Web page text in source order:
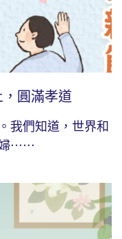
圓滿孝道
我們知道，世界和
婦⋯⋯